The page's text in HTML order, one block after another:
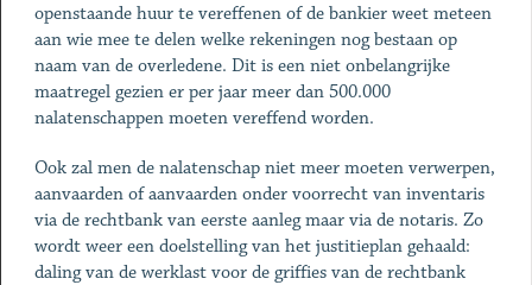
openstaande huur te vereffenen of de bankier weet meteen
aan wie mee te delen welke rekeningen nog bestaan op
naam van de overledene. Dit is een niet onbelangrijke
maatregel gezien er per jaar meer dan 500.000
nalatenschappen moeten vereffend worden.
Ook zal men de nalatenschap niet meer moeten verwerpen,
aanvaarden of aanvaarden onder voorrecht van inventaris
via de rechtbank van eerste aanleg maar via de notaris. Zo
wordt weer een doelstelling van het justitieplan gehaald:
daling van de werklast voor de griffies van de rechtbank